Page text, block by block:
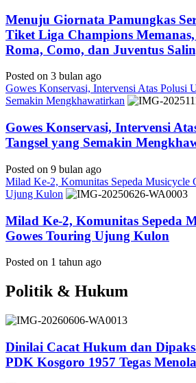
Menuju Giornata Pamungkas
Tiket Liga Champions
Roma, Como, dan Juventus
Posted on 3 bulan ago
Gowes Konservasi, Intervensi Atas Polusi
Semakin Mengkhawatirkan
Gowes Konservasi, Intervensi
Tangsel yang Semakin
Posted on 9 bulan ago
Milad Ke-2, Komunitas Sepeda Musicycle
Ujung Kulon
Milad Ke-2, Komunitas Sepeda
Gowes Touring Ujung Kulon
Posted on 1 tahun ago
Politik & Hukum
Dinilai Cacat Hukum dan
PDK Kosgoro 1957 Tegas